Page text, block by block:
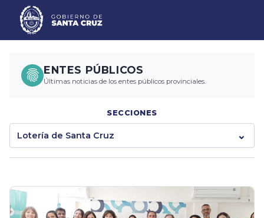
ENTES PÚBLICOS
Últimas noticias de los entes públicos provinciales.
SECCIONES
Lotería de Santa Cruz